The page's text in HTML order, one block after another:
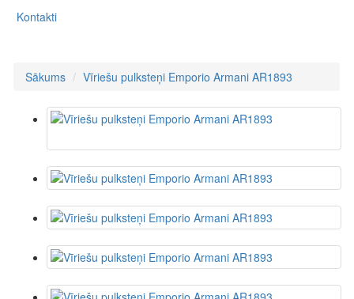
Kontakti
Sākums Vīriešu pulksteņi Emporio Armani AR1893